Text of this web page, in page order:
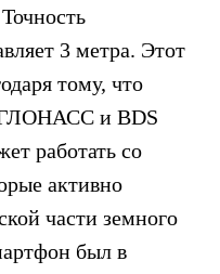
3 метра. Этот
тому, что
и BDS
работать со
активно
части земного
был в